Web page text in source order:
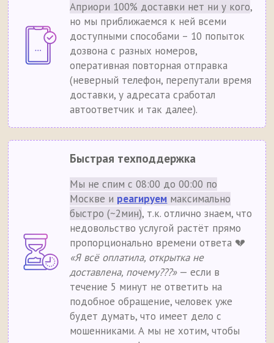
Априори 100% доставки нет ни у кого,
но мы приближаемся к ней всеми
доступными способами – 10 попыток
дозвона с разных номеров,
оперативная повторная отправка
(неверный телефон, перепутали время
доставки, у адресата сработал
автоответчик и так далее).
Быстрая техподдержка
Мы не спим с 08:00 до 00:00 по
Москве и реагируем максимально
быстро (~2мин), т.к. отлично знаем, что
недовольство услугой растёт прямо
пропорционально времени ответа 💔
«Я всё оплатила, открытка не
доставлена, почему???»— если в
течение 5 минут не ответить на
подобное обращение, человек уже
будет думать, что имеет дело с
мошенниками. А мы не хотим, чтобы